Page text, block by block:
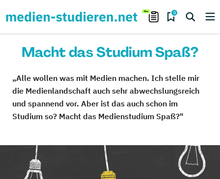
0
Macht das Studium Spaß?
„Alle wollen was mit Medien machen. Ich stelle mir
die Medienlandschaft auch sehr abwechslungsreich
und spannend vor. Aber ist das auch schon im
Studium so? Macht das Medienstudium Spaß?"